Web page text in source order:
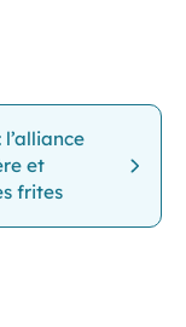
et
frites